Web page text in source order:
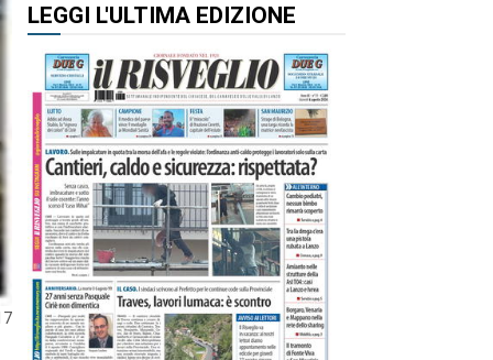
LEGGI L'ULTIMA EDIZIONE